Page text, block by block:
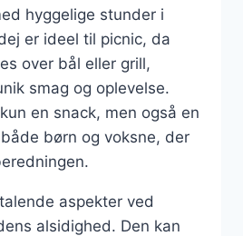
hyggelige stunder i
er ideel til picnic, da
over bål eller grill,
smag og oplevelse.
en snack, men også en
børn og voksne, der
aspekter ved
alsidighed. Den kan